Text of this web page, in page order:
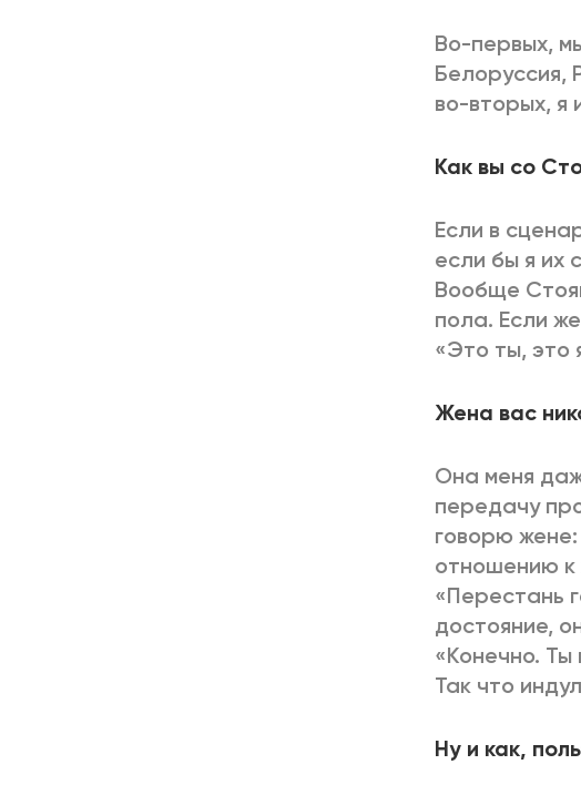
Во-первых,
Белоруссия,
во-вторых, я
Как вы со
Если в
если бы я их
Вообще
пола. Если
«Это ты, это
Жена вас
Она меня
передачу
говорю
отношению к
«Перестань
достояние,
«Конечно.
Так что
Ну и как,